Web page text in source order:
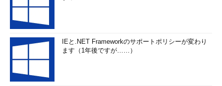
IEと.NET Frameworkのサポートポリシーが変わり
ます（1年後ですが……）